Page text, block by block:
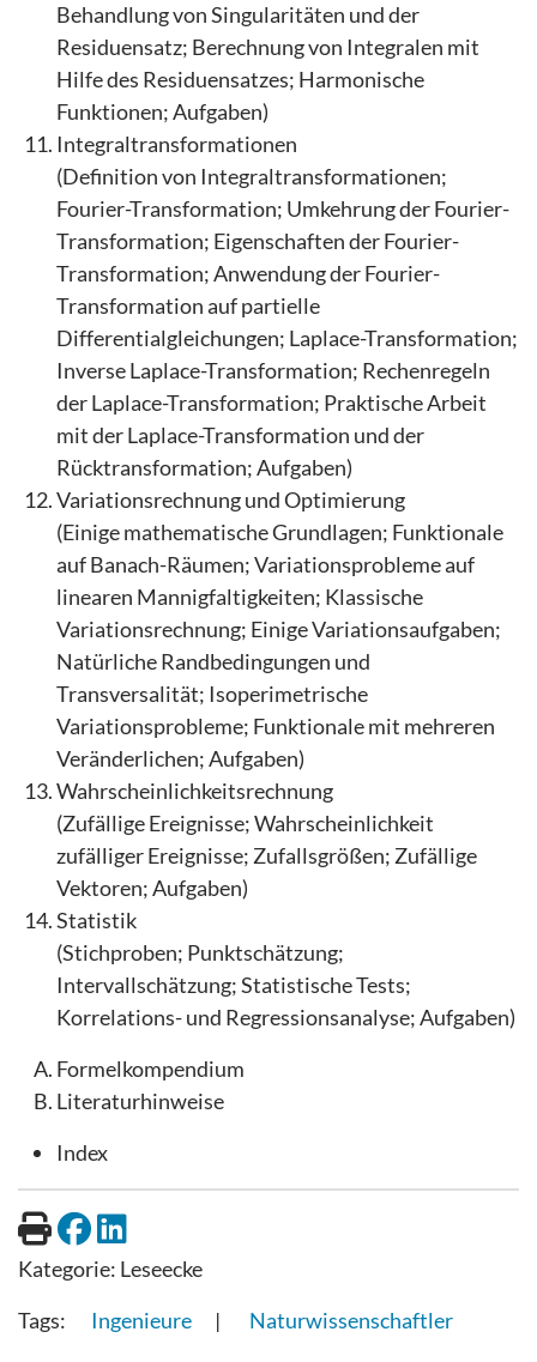
Behandlung von Singularitäten und der
Residuensatz; Berechnung von Integralen mit
Hilfe des Residuensatzes; Harmonische
Funktionen; Aufgaben)
Integraltransformationen
(Definition von Integraltransformationen;
Fourier-Transformation; Umkehrung der Fourier-
Transformation; Eigenschaften der Fourier-
Transformation; Anwendung der Fourier-
Transformation auf partielle
Differentialgleichungen; Laplace-Transformation;
Inverse Laplace-Transformation; Rechenregeln
der Laplace-Transformation; Praktische Arbeit
mit der Laplace-Transformation und der
Rücktransformation; Aufgaben)
Variationsrechnung und Optimierung
(Einige mathematische Grundlagen; Funktionale
auf Banach-Räumen; Variationsprobleme auf
linearen Mannigfaltigkeiten; Klassische
Variationsrechnung; Einige Variationsaufgaben;
Natürliche Randbedingungen und
Transversalität; Isoperimetrische
Variationsprobleme; Funktionale mit mehreren
Veränderlichen; Aufgaben)
Wahrscheinlichkeitsrechnung
(Zufällige Ereignisse; Wahrscheinlichkeit
zufälliger Ereignisse; Zufallsgrößen; Zufällige
Vektoren; Aufgaben)
Statistik
(Stichproben; Punktschätzung;
Intervallschätzung; Statistische Tests;
Korrelations- und Regressionsanalyse; Aufgaben)
Formelkompendium
Literaturhinweise
Index
Kategorie: Leseecke
Ingenieure
Naturwissenschaftler